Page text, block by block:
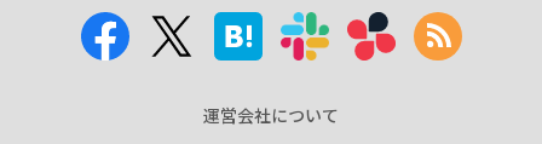
運営会社について